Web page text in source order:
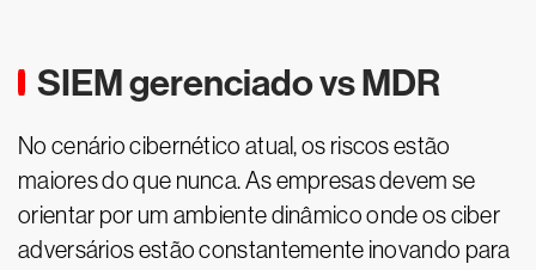
SIEM gerenciado vs MDR
No cenário cibernético atual, os riscos estão
maiores do que nunca. As empresas devem se
orientar por um ambiente dinâmico onde os ciber
adversários estão constantemente inovando para